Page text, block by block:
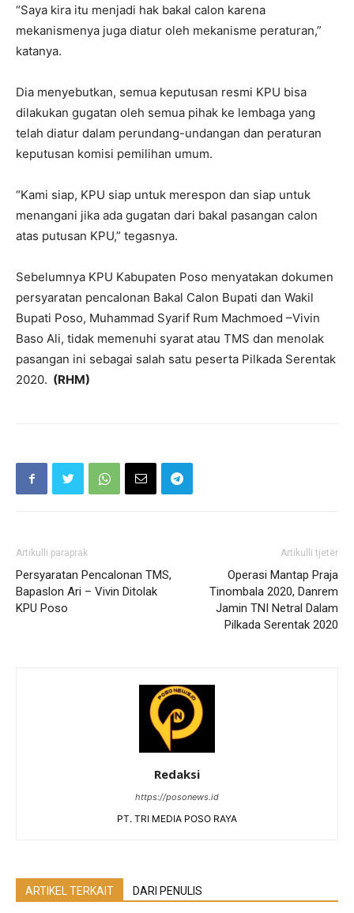
“Saya kira itu menjadi hak bakal calon karena
mekanismenya juga diatur oleh mekanisme peraturan,”
katanya.
Dia menyebutkan, semua keputusan resmi KPU bisa
dilakukan gugatan oleh semua pihak ke lembaga yang
telah diatur dalam perundang-undangan dan peraturan
keputusan komisi pemilihan umum.
“Kami siap, KPU siap untuk merespon dan siap untuk
menangani jika ada gugatan dari bakal pasangan calon
atas putusan KPU,” tegasnya.
Sebelumnya KPU Kabupaten Poso menyatakan dokumen
persyaratan pencalonan Bakal Calon Bupati dan Wakil
Bupati Poso, Muhammad Syarif Rum Machmoed –Vivin
Baso Ali, tidak memenuhi syarat atau TMS dan menolak
pasangan ini sebagai salah satu peserta Pilkada Serentak
2020. (RHM)
Artikulli paraprak
Persyaratan Pencalonan TMS,
Bapaslon Ari – Vivin Ditolak
KPU Poso
Artikulli tjetër
Operasi Mantap Praja
Tinombala 2020, Danrem
Jamin TNI Netral Dalam
Pilkada Serentak 2020
Redaksi
https://posonews.id
PT. TRI MEDIA POSO RAYA
ARTIKEL TERKAIT DARI PENULIS